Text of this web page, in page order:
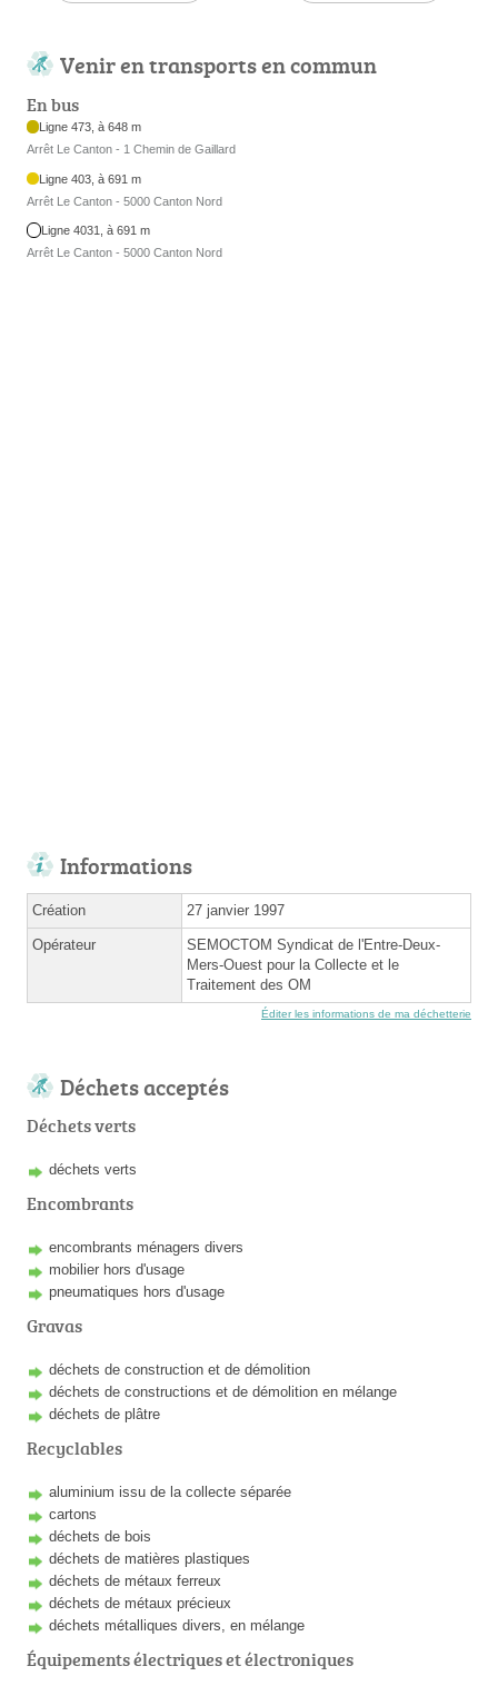
Venir en transports en commun
En bus
Ligne 473, à 648 m
Arrêt Le Canton - 1 Chemin de Gaillard
Ligne 403, à 691 m
Arrêt Le Canton - 5000 Canton Nord
Ligne 4031, à 691 m
Arrêt Le Canton - 5000 Canton Nord
Informations
Création 27 janvier 1997
Opérateur
SEMOCTOM Syndicat de l'Entre-Deux-
Mers-Ouest pour la Collecte et le
Traitement des OM
Éditer les informations de ma déchetterie
Déchets acceptés
Déchets verts
déchets verts
Encombrants
encombrants ménagers divers
mobilier hors d'usage
pneumatiques hors d'usage
Gravas
déchets de construction et de démolition
déchets de constructions et de démolition en mélange
déchets de plâtre
Recyclables
aluminium issu de la collecte séparée
cartons
déchets de bois
déchets de matières plastiques
déchets de métaux ferreux
déchets de métaux précieux
déchets métalliques divers, en mélange
Équipements électriques et électroniques